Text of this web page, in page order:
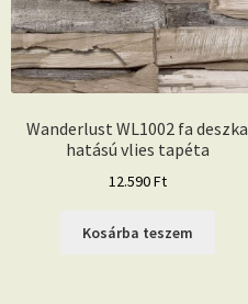
Wanderlust WL1002 fa deszka
hatású vlies tapéta
12.590Ft
Kosárba teszem